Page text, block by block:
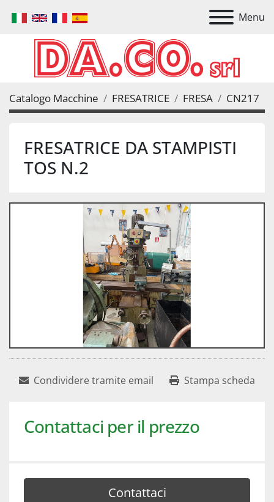
Menu
Catalogo Macchine FRESATRICE FRESA CN217
FRESATRICE DA STAMPISTI
TOS N.2
Condividere tramite email Stampa scheda
Contattaci per il prezzo
Contattaci